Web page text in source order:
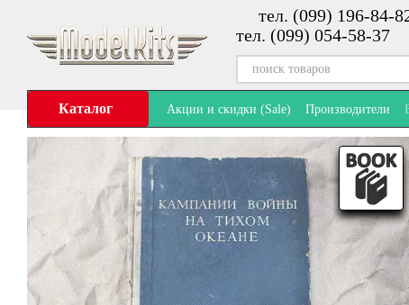
тел. (099) 196-84-
тел. (099) 054-58-37
Каталог Акции и скидки (Sale) Производители